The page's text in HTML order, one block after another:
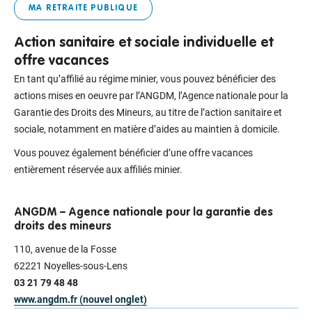
MA RETRAITE PUBLIQUE
Action sanitaire et sociale individuelle et
offre vacances
En tant qu’affilié au régime minier, vous pouvez bénéficier des
actions mises en oeuvre par l’ANGDM, l’Agence nationale pour la
Garantie des Droits des Mineurs, au titre de l’action sanitaire et
sociale, notamment en matière d’aides au maintien à domicile.
Vous pouvez également bénéficier d’une offre vacances
entièrement réservée aux affiliés minier.
ANGDM – Agence nationale pour la garantie des
droits des mineurs
110, avenue de la Fosse
62221 Noyelles-sous-Lens
03 21 79 48 48
www.angdm.fr (nouvel onglet)